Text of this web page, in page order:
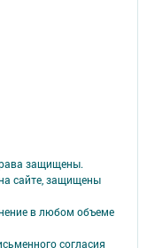
защищены.
сайте, защищены
в любом объеме
согласия